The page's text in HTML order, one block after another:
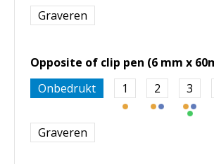
Graveren
Opposite of clip pen (6 mm x
Onbedrukt
1 2 3
Graveren